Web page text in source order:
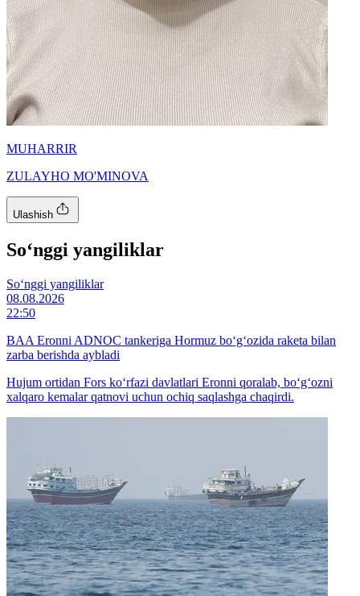
MUHARRIR
ZULAYHO MO'MINOVA
Ulashish
So‘nggi yangiliklar
So‘nggi yangiliklar
08.08.2026
22:50
BAA Eronni ADNOC tankeriga Hormuz bo‘g‘ozida raketa bilan
zarba berishda aybladi
Hujum ortidan Fors ko‘rfazi davlatlari Eronni qoralab, bo‘g‘ozni
xalqaro kemalar qatnovi uchun ochiq saqlashga chaqirdi.